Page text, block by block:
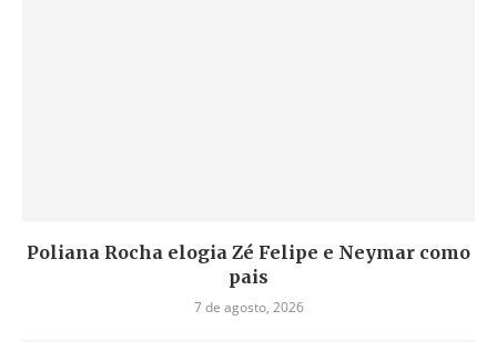
Poliana Rocha elogia Zé Felipe e Neymar como
pais
7 de agosto, 2026